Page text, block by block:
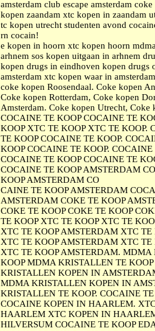
amsterdam club escape amsterdam
kopen zaandam xtc kopen in zaandam
tc kopen utrecht studenten avond
rn cocain!
e kopen in hoorn xtc kopen hoorn
arhnem sos kopen uitgaan in arhnem
kopen drugs in eindhoven kopen drugs
amsterdam xtc kopen waar in
coke kopen Roosendaal. Coke kopen
Coke kopen Rotterdam, Coke kopen
Amsterdam. Coke kopen Utrecht,
COCAINE TE KOOP COCAINE TE
KOOP XTC TE KOOP XTC TE KOOP.
TE KOOP COCAINE TE KOOP.
KOOP COCAINE TE KOOP.
COCAINE TE KOOP COCAINE TE
COCAINE TE KOOP AMSTERDAM
KOOP AMSTERDAM CO
CAINE TE KOOP AMSTERDAM
AMSTERDAM COKE TE KOOP
COKE TE KOOP COKE TE KOOP
TE KOOP XTC TE KOOP XTC TE
XTC TE KOOP AMSTERDAM XTC
XTC TE KOOP AMSTERDAM XTC
XTC TE KOOP AMSTERDAM.
KOOP MDMA KRISTALLEN TE
KRISTALLEN KOPEN IN
MDMA KRISTALLEN KOPEN IN
KRISTALLEN TE KOOP. COCAINE
COCAINE KOPEN IN HAARLEM.
HAARLEM XTC KOPEN IN
HILVERSUM COCAINE TE KOOP